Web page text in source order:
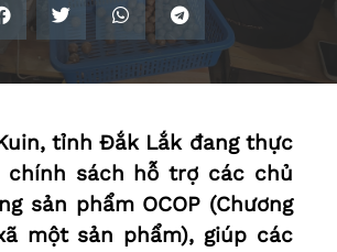
tỉnh Đắk Lắk đang thực
chính sách hỗ trợ các chủ
sản phẩm OCOP (Chương
một sản phẩm), giúp các